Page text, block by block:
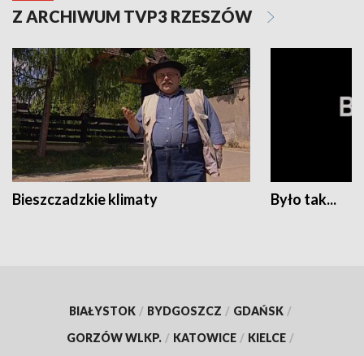
Z ARCHIWUM TVP3 RZESZÓW
Bieszczadzkie klimaty Było tak...
BIAŁYSTOK / BYDGOSZCZ / GDAŃSK /
GORZÓW WLKP. / KATOWICE / KIELCE /